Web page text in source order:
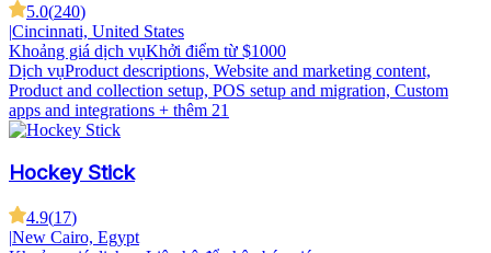
5.0(240)
|Cincinnati, United States
Khoảng giá dịch vụKhởi điểm từ $1000
Dịch vụProduct descriptions, Website and marketing content,
Product and collection setup, POS setup and migration, Custom
apps and integrations + thêm 21
Hockey Stick
4.9(17)
|New Cairo, Egypt